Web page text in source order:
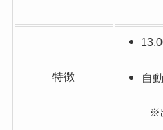
特徴
自
※